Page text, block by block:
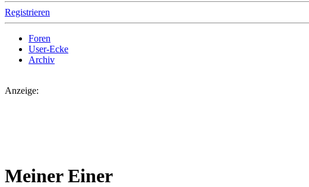
Registrieren
Foren
User-Ecke
Archiv
Anzeige:
Meiner Einer